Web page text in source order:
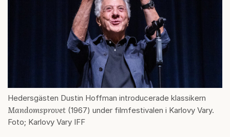
Hedersgästen Dustin Hoffman introducerade klassikern
Mandomsprovet (1967) under filmfestivalen i Karlovy Vary.
Foto; Karlovy Vary IFF